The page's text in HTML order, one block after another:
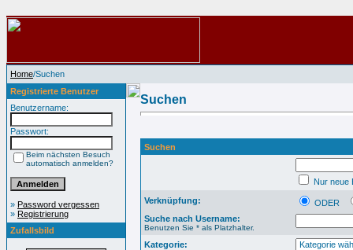
Home/Suchen
Registrierte Benutzer
Benutzername:
Passwort:
Beim nächsten Besuch
automatisch anmelden?
» Password vergessen
» Registrierung
Zufallsbild
Suchen
Suchen
Nur neue
Verknüpfung:
ODER
Suche nach Username:
Benutzen Sie * als Platzhalter.
Kategorie: